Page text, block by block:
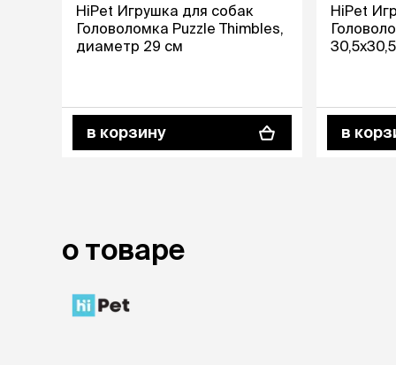
лежаки
Мягкие
подушки
Пледы
HiPet Игрушка для собак
Головоломка Puzzle Thimbles,
диаметр 29 см
в корзину
HiPet
в
о товаре